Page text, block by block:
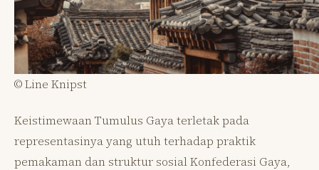
© Line Knipst
Keistimewaan Tumulus Gaya terletak pada
representasinya yang utuh terhadap praktik
pemakaman dan struktur sosial Konfederasi Gaya,